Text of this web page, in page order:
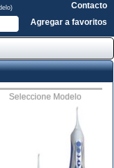
Contacto
Agregar a favoritos
Seleccione Modelo